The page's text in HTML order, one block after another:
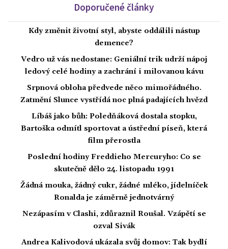
Doporučené články
Kdy změnit životní styl, abyste oddálili nástup
demence?
Vedro už vás nedostane: Geniální trik udrží nápoj
ledový celé hodiny a zachrání i milovanou kávu
Srpnová obloha předvede něco mimořádného.
Zatmění Slunce vystřídá noc plná padajících hvězd
Líbáš jako bůh: Poledňáková dostala stopku,
Bartoška odmítl sportovat a ústřední píseň, která
film přerostla
Poslední hodiny Freddieho Mercuryho: Co se
skutečně dělo 24. listopadu 1991
Žádná mouka, žádný cukr, žádné mléko, jídelníček
Ronalda je záměrně jednotvárný
Nezápasím v Clashi, zdůraznil Roušal. Vzápětí se
ozval Sivák
Andrea Kalivodová ukázala svůj domov: Tak bydlí